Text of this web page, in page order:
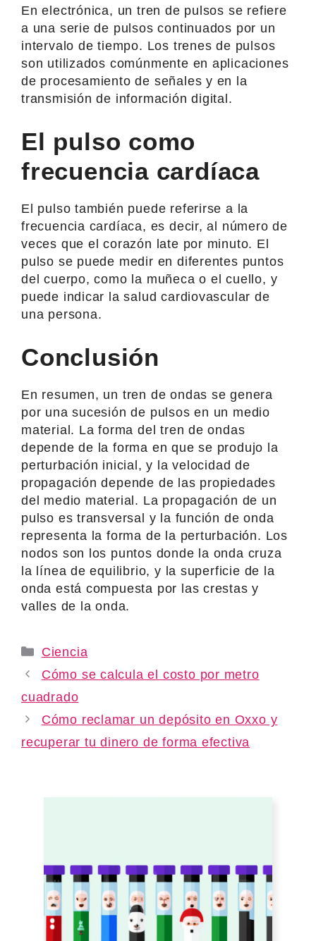
En electrónica, un tren de pulsos se refiere
a una serie de pulsos continuados por un
intervalo de tiempo. Los trenes de pulsos
son utilizados comúnmente en aplicaciones
de procesamiento de señales y en la
transmisión de información digital.
El pulso como
frecuencia cardíaca
El pulso también puede referirse a la
frecuencia cardíaca, es decir, al número de
veces que el corazón late por minuto. El
pulso se puede medir en diferentes puntos
del cuerpo, como la muñeca o el cuello, y
puede indicar la salud cardiovascular de
una persona.
Conclusión
En resumen, un tren de ondas se genera
por una sucesión de pulsos en un medio
material. La forma del tren de ondas
depende de la forma en que se produjo la
perturbación inicial, y la velocidad de
propagación depende de las propiedades
del medio material. La propagación de un
pulso es transversal y la función de onda
representa la forma de la perturbación. Los
nodos son los puntos donde la onda cruza
la línea de equilibrio, y la superficie de la
onda está compuesta por las crestas y
valles de la onda.
Categories
Ciencia
Cómo se calcula el costo por metro
cuadrado
Cómo reclamar un depósito en Oxxo y
recuperar tu dinero de forma efectiva